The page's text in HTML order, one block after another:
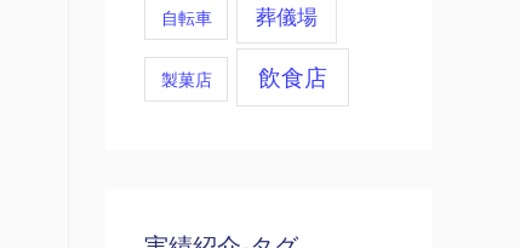
自転車 葬儀場
製菓店 飲食店